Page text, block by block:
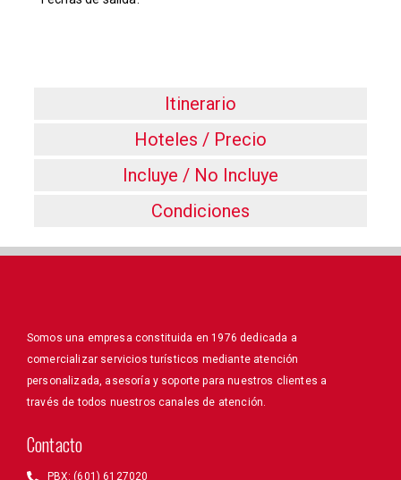
Itinerario
Hoteles / Precio
Incluye / No Incluye
Condiciones
Somos una empresa constituida en 1976 dedicada a
comercializar servicios turísticos mediante atención
personalizada, asesoría y soporte para nuestros clientes a
través de todos nuestros canales de atención.
Contacto
PBX: (601) 6127020